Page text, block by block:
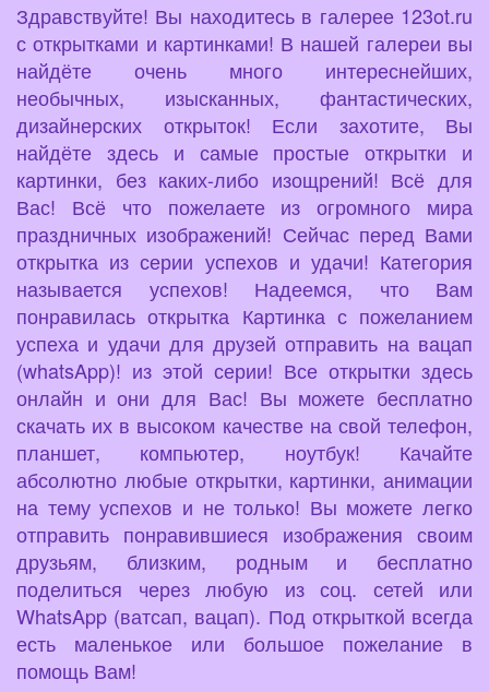
Здравствуйте! Вы находитесь в галерее 123ot.ru
с открытками и картинками! В нашей галереи вы
найдёте очень много интереснейших,
необычных, изысканных, фантастических,
дизайнерских открыток! Если захотите, Вы
найдёте здесь и самые простые открытки и
картинки, без каких-либо изощрений! Всё для
Вас! Всё что пожелаете из огромного мира
праздничных изображений! Сейчас перед Вами
открытка из серии успехов и удачи! Категория
называется успехов! Надеемся, что Вам
понравилась открытка Картинка с пожеланием
успеха и удачи для друзей отправить на вацап
(whatsApp)! из этой серии! Все открытки здесь
онлайн и они для Вас! Вы можете бесплатно
скачать их в высоком качестве на свой телефон,
планшет, компьютер, ноутбук! Качайте
абсолютно любые открытки, картинки, анимации
на тему успехов и не только! Вы можете легко
отправить понравившиеся изображения своим
друзьям, близким, родным и бесплатно
поделиться через любую из соц. сетей или
WhatsApp (ватсап, вацап). Под открыткой всегда
есть маленькое или большое пожелание в
помощь Вам!